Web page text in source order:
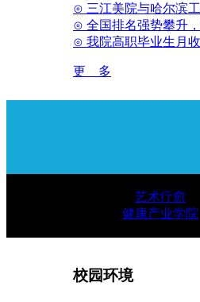
⊙ 三江美院与哈尔滨
⊙ 全国排名强势攀升
⊙ 我院高职毕业生月
更 多
艺术疗愈
健康产业学院
校园环境